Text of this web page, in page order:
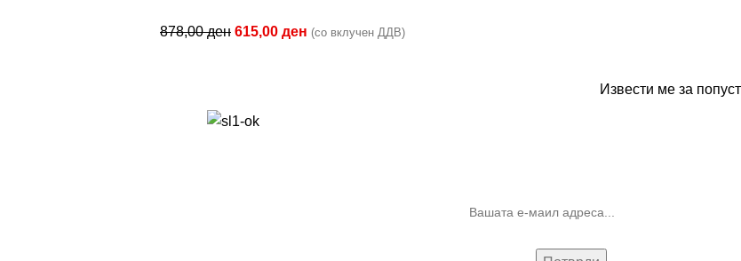
878,00ден 615,00 ден (со вклучен ДДВ)
Извести ме за попуст